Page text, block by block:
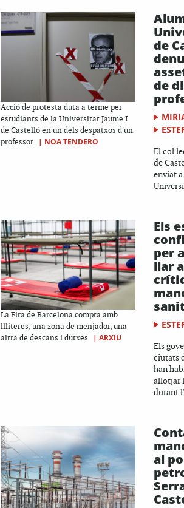
Acció de protesta duta a terme per
estudiants de la Universitat Jaume I
de Castelló en un dels despatxos d'un
professor
| NOA TENDERO
de
de
El
de
enviat
La Fira de Barcelona compta amb
llliteres, una zona de menjador, una
altra de descans i dutxes
| ARXIU
Els
per
llar
Els
ciutats
han
allotjar
durant
al